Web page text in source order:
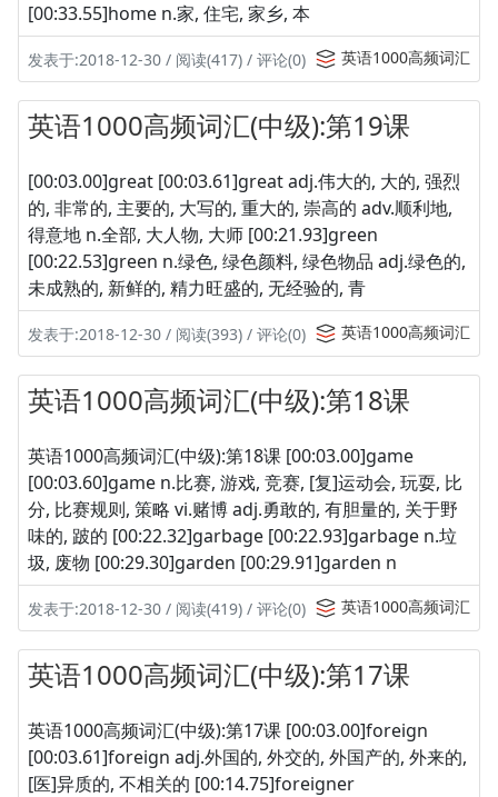
[00:33.55]home n.家, 住宅, 家乡, 本
发表于:2018-12-30 / 阅读(417) / 评论(0) 英语1000高频词汇
英语1000高频词汇(中级):第19课
[00:03.00]great [00:03.61]great adj.伟大的, 大的, 强烈
的, 非常的, 主要的, 大写的, 重大的, 崇高的 adv.顺利地,
得意地 n.全部, 大人物, 大师 [00:21.93]green
[00:22.53]green n.绿色, 绿色颜料, 绿色物品 adj.绿色的,
未成熟的, 新鲜的, 精力旺盛的, 无经验的, 青
发表于:2018-12-30 / 阅读(393) / 评论(0) 英语1000高频词汇
英语1000高频词汇(中级):第18课
英语1000高频词汇(中级):第18课 [00:03.00]game
[00:03.60]game n.比赛, 游戏, 竞赛, [复]运动会, 玩耍, 比
分, 比赛规则, 策略 vi.赌博 adj.勇敢的, 有胆量的, 关于野
味的, 跛的 [00:22.32]garbage [00:22.93]garbage n.垃
圾, 废物 [00:29.30]garden [00:29.91]garden n
发表于:2018-12-30 / 阅读(419) / 评论(0) 英语1000高频词汇
英语1000高频词汇(中级):第17课
英语1000高频词汇(中级):第17课 [00:03.00]foreign
[00:03.61]foreign adj.外国的, 外交的, 外国产的, 外来的,
[医]异质的, 不相关的 [00:14.75]foreigner